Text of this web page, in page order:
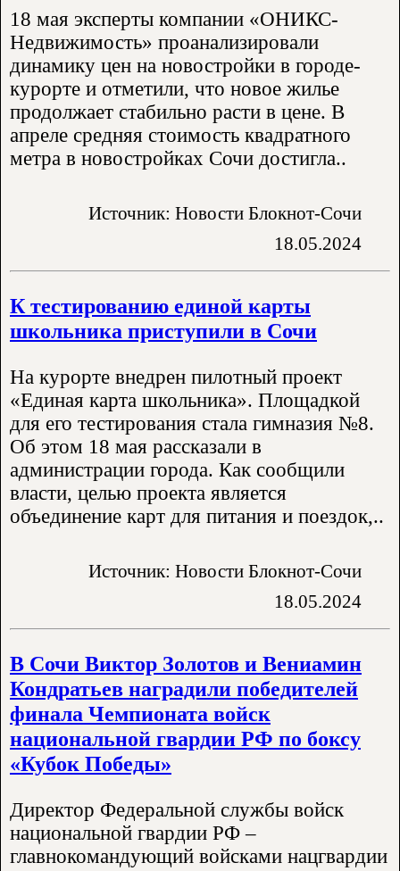
18 мая эксперты компании «ОНИКС-
Недвижимость» проанализировали
динамику цен на новостройки в городе-
курорте и отметили, что новое жилье
продолжает стабильно расти в цене. В
апреле средняя стоимость квадратного
метра в новостройках Сочи достигла..
Источник: Новости Блокнот-Сочи
18.05.2024
К тестированию единой карты
школьника приступили в Сочи
На курорте внедрен пилотный проект
«Единая карта школьника». Площадкой
для его тестирования стала гимназия №8.
Об этом 18 мая рассказали в
администрации города. Как сообщили
власти, целью проекта является
объединение карт для питания и поездок,..
Источник: Новости Блокнот-Сочи
18.05.2024
В Сочи Виктор Золотов и Вениамин
Кондратьев наградили победителей
финала Чемпионата войск
национальной гвардии РФ по боксу
«Кубок Победы»
Директор Федеральной службы войск
национальной гвардии РФ –
главнокомандующий войсками нацгвардии